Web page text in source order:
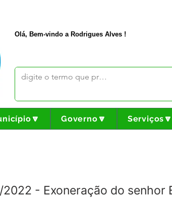
Olá, Bem-vindo a Rodrigues Alves !
Governo🔽 Serviços🔽
- Exoneração do senhor